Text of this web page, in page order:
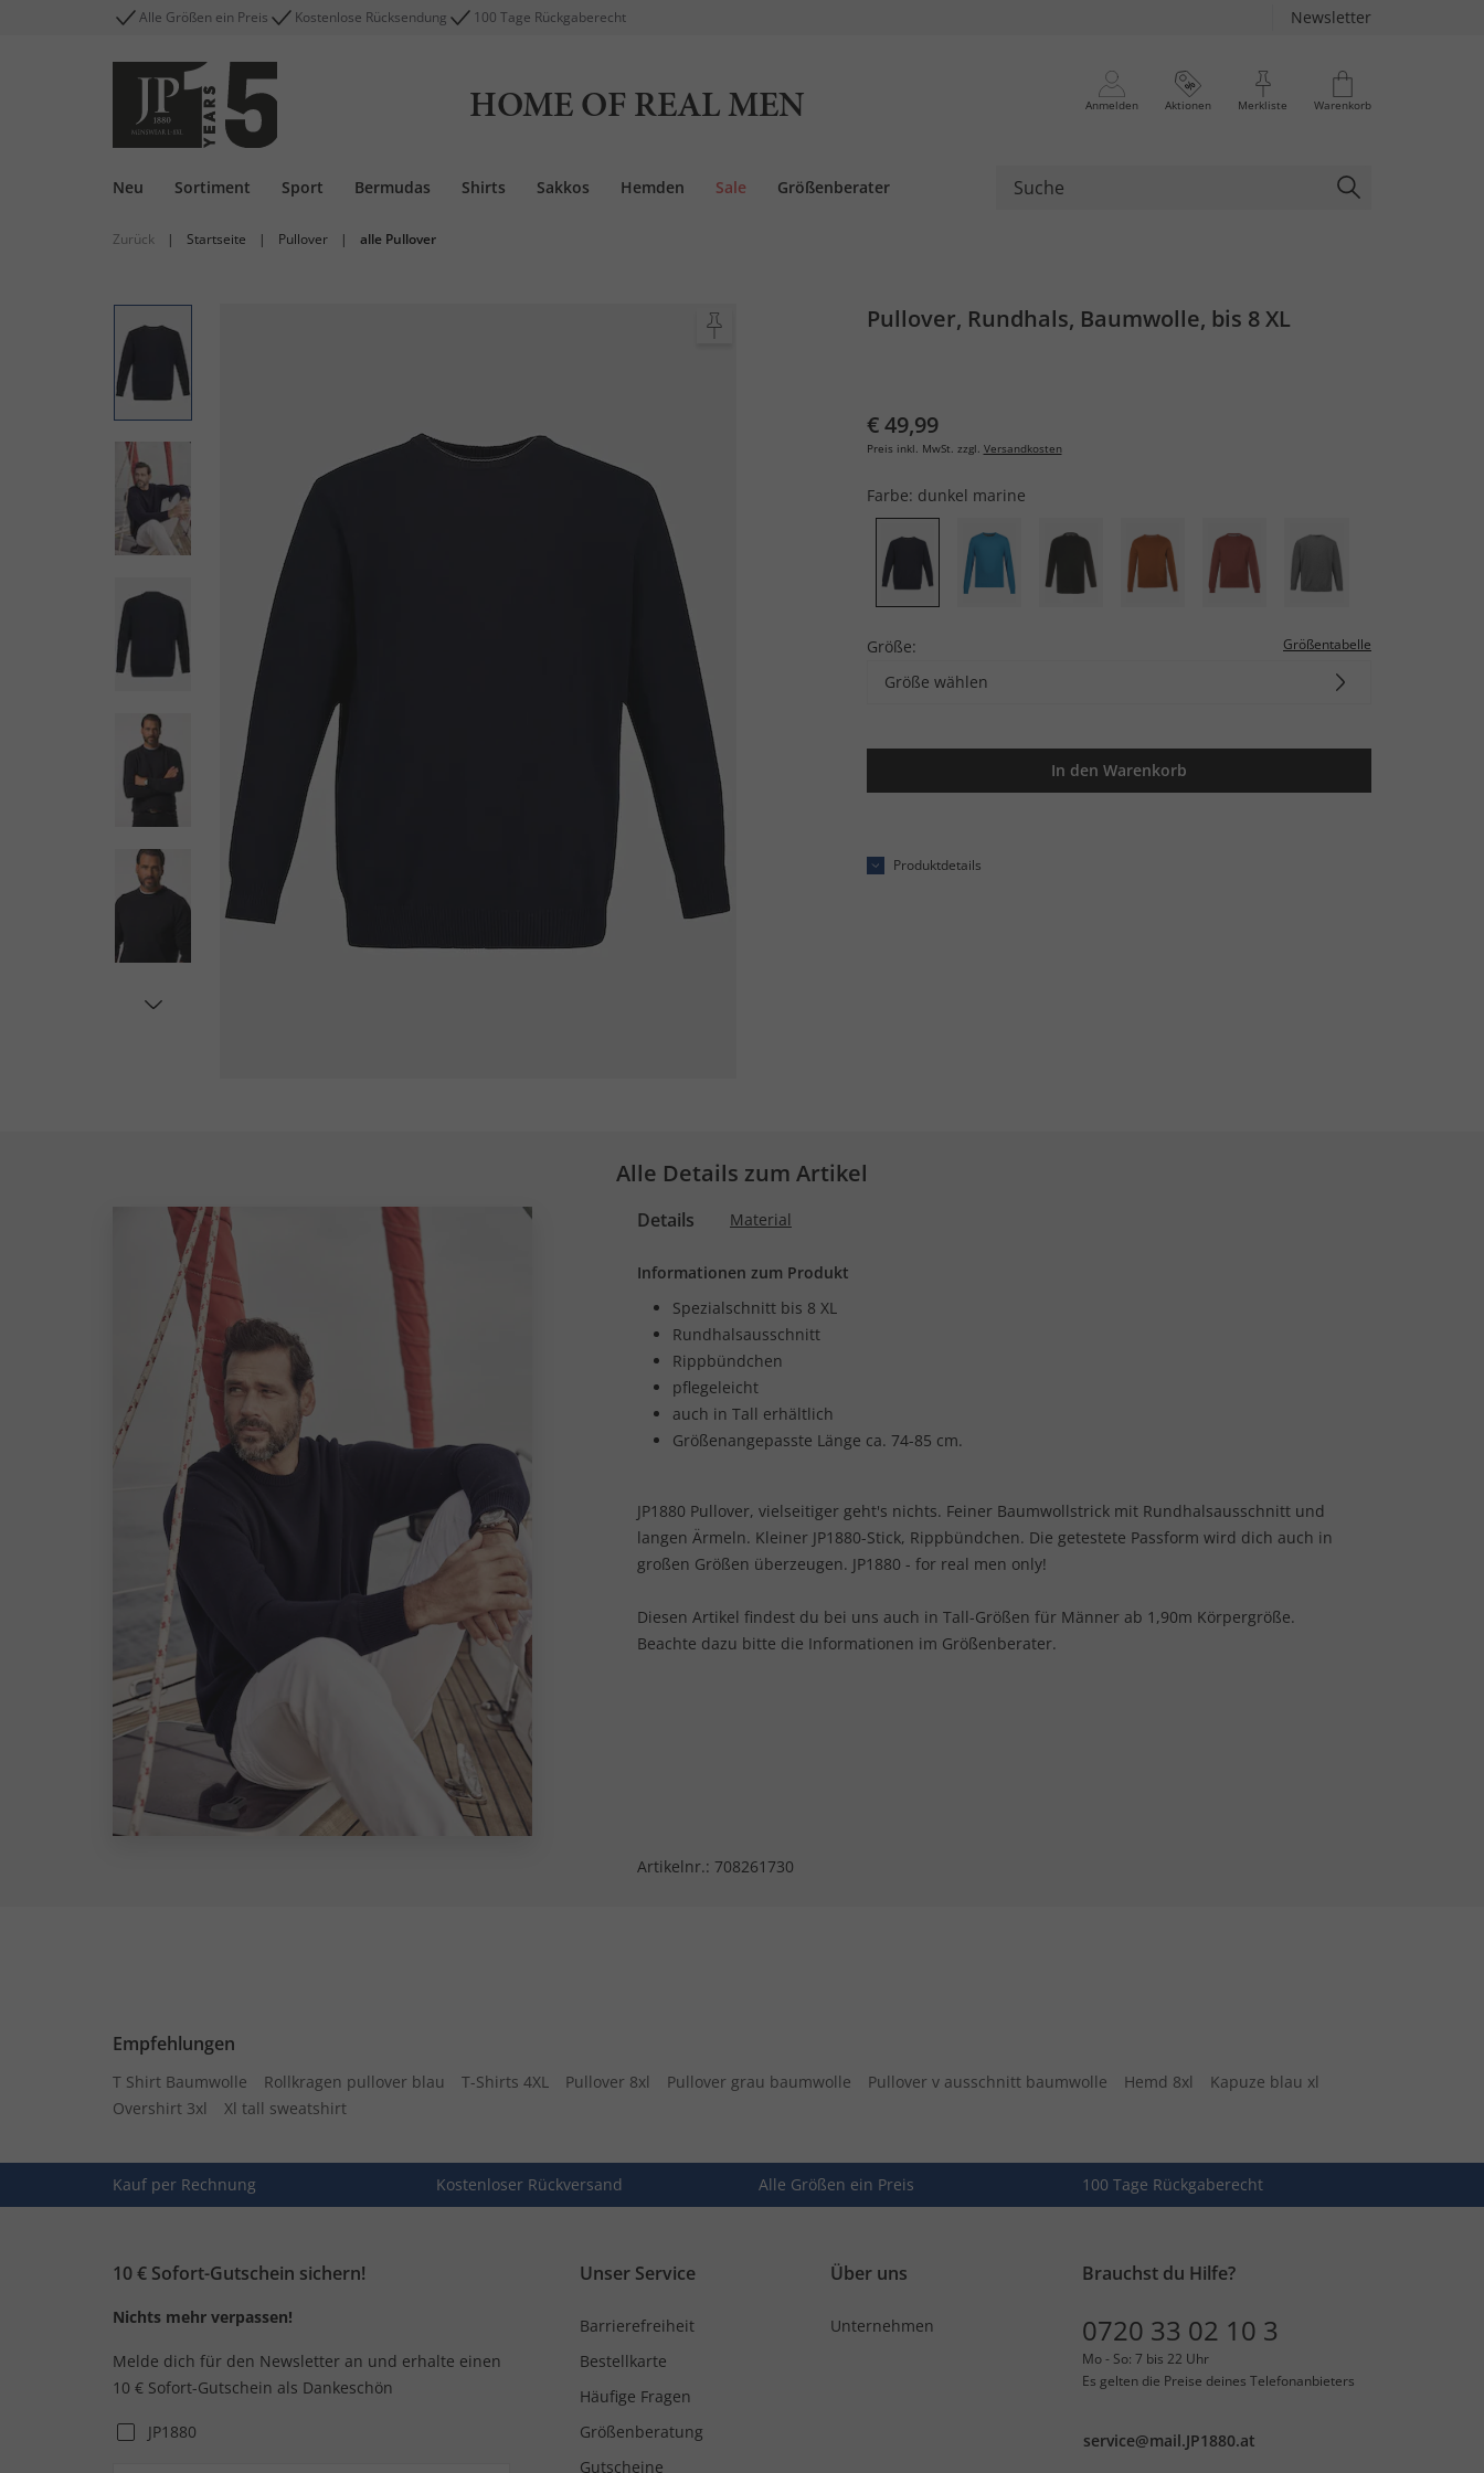
Alle Größen ein Preis Kostenlose Rücksendung 100 Tage Rückgaberecht Newsletter
HOME OF REAL MEN Anmelden Aktionen Merkliste Warenkorb
Neu Sortiment Sport Bermudas Shirts Sakkos Hemden Sale Größenberater
Zurück | Startseite | Pullover | alle Pullover
Pullover, Rundhals, Baumwolle, bis 8 XL
€ 49,99
Preis inkl. MwSt. zzgl. Versandkosten
Farbe: dunkel marine
Größe: Größentabelle
Größe wählen
In den Warenkorb
Produktdetails
Alle Details zum Artikel
Details Material
Informationen zum Produkt
Spezialschnitt bis 8 XL
Rundhalsausschnitt
Rippbündchen
pflegeleicht
auch in Tall erhältlich
Größenangepasste Länge ca. 74-85 cm.
JP1880 Pullover, vielseitiger geht's nichts. Feiner Baumwollstrick mit Rundhalsausschnitt und
langen Ärmeln. Kleiner JP1880-Stick, Rippbündchen. Die getestete Passform wird dich auch in
großen Größen überzeugen. JP1880 - for real men only!
Diesen Artikel findest du bei uns auch in Tall-Größen für Männer ab 1,90m Körpergröße.
Beachte dazu bitte die Informationen im Größenberater.
Artikelnr.: 708261730
Empfehlungen
T Shirt Baumwolle Rollkragen pullover blau T-Shirts 4XL Pullover 8xl Pullover grau baumwolle Pullover v ausschnitt baumwolle Hemd 8xl
Kapuze blau xl
Overshirt 3xl
Xl tall sweatshirt
Kauf per Rechnung Kostenloser Rückversand Alle Größen ein Preis 100 Tage Rückgaberecht
10 € Sofort-Gutschein sichern!
Nichts mehr verpassen!
Melde dich für den Newsletter an und erhalte einen
10 € Sofort-Gutschein als Dankeschön
JP1880
Unser Service
Barrierefreiheit
Bestellkarte
Häufige Fragen
Größenberatung
Gutscheine
Über uns
Unternehmen
Brauchst du Hilfe?
0720 33 02 10 3
Mo - So: 7 bis 22 Uhr
Es gelten die Preise deines Telefonanbieters
service@mail.JP1880.at